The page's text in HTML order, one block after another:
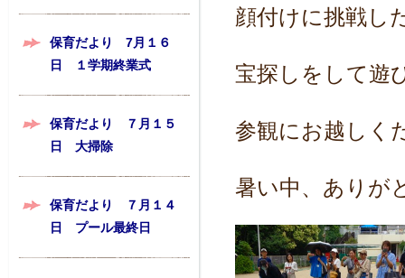
保育だより 7月１６
日 １学期終業式
保育だより ７月１５
日 大掃除
保育だより ７月１４
日 プール最終日
顔付けに挑戦し
宝探しをして遊
参観にお越しく
暑い中、ありが